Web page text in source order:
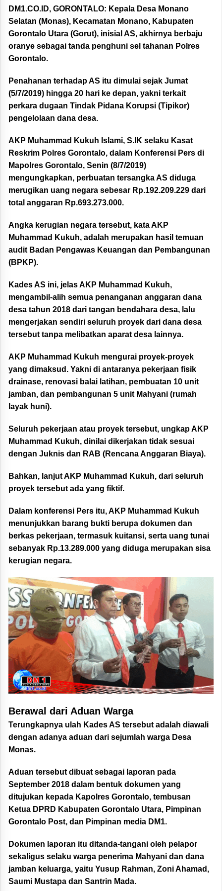
DM1.CO.ID, GORONTALO: Kepala Desa Monano
Selatan (Monas), Kecamatan Monano, Kabupaten
Gorontalo Utara (Gorut), inisial AS, akhirnya berbaju
oranye sebagai tanda penghuni sel tahanan Polres
Gorontalo.
Penahanan terhadap AS itu dimulai sejak Jumat
(5/7/2019) hingga 20 hari ke depan, yakni terkait
perkara dugaan Tindak Pidana Korupsi (Tipikor)
pengelolaan dana desa.
AKP Muhammad Kukuh Islami, S.IK selaku Kasat
Reskrim Polres Gorontalo, dalam Konferensi Pers di
Mapolres Gorontalo, Senin (8/7/2019)
mengungkapkan, perbuatan tersangka AS diduga
merugikan uang negara sebesar Rp.192.209.229 dari
total anggaran Rp.693.273.000.
Angka kerugian negara tersebut, kata AKP
Muhammad Kukuh, adalah merupakan hasil temuan
audit Badan Pengawas Keuangan dan Pembangunan
(BPKP).
Kades AS ini, jelas AKP Muhammad Kukuh,
mengambil-alih semua penanganan anggaran dana
desa tahun 2018 dari tangan bendahara desa, lalu
mengerjakan sendiri seluruh proyek dari dana desa
tersebut tanpa melibatkan aparat desa lainnya.
AKP Muhammad Kukuh mengurai proyek-proyek
yang dimaksud. Yakni di antaranya pekerjaan fisik
drainase, renovasi balai latihan, pembuatan 10 unit
jamban, dan pembangunan 5 unit Mahyani (rumah
layak huni).
Seluruh pekerjaan atau proyek tersebut, ungkap AKP
Muhammad Kukuh, dinilai dikerjakan tidak sesuai
dengan Juknis dan RAB (Rencana Anggaran Biaya).
Bahkan, lanjut AKP Muhammad Kukuh, dari seluruh
proyek tersebut ada yang fiktif.
Dalam konferensi Pers itu, AKP Muhammad Kukuh
menunjukkan barang bukti berupa dokumen dan
berkas pekerjaan, termasuk kuitansi, serta uang tunai
sebanyak Rp.13.289.000 yang diduga merupakan sisa
kerugian negara.
Berawal dari Aduan Warga
Terungkapnya ulah Kades AS tersebut adalah diawali
dengan adanya aduan dari sejumlah warga Desa
Monas.
Aduan tersebut dibuat sebagai laporan pada
September 2018 dalam bentuk dokumen yang
ditujukan kepada Kapolres Gorontalo, tembusan
Ketua DPRD Kabupaten Gorontalo Utara, Pimpinan
Gorontalo Post, dan Pimpinan media DM1.
Dokumen laporan itu ditanda-tangani oleh pelapor
sekaligus selaku warga penerima Mahyani dan dana
jamban keluarga, yaitu Yusup Rahman, Zoni Ahamad,
Saumi Mustapa dan Santrin Mada.